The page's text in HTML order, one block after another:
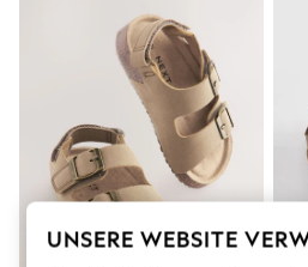
Accessories
Bags & Luggage
Footwear
Linen Collection
Loafers
Polo Shirts
Sandals & Flipflops
Shorts
UNSERE WEBSITE